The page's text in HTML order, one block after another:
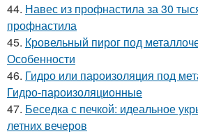
44. Навес из профнастила за 30
профнастила
45. Кровельный пирог под
Особенности
46. Гидро или пароизоляция под
Гидро-пароизоляционные
47. Беседка с печкой: идеальное
летних вечеров